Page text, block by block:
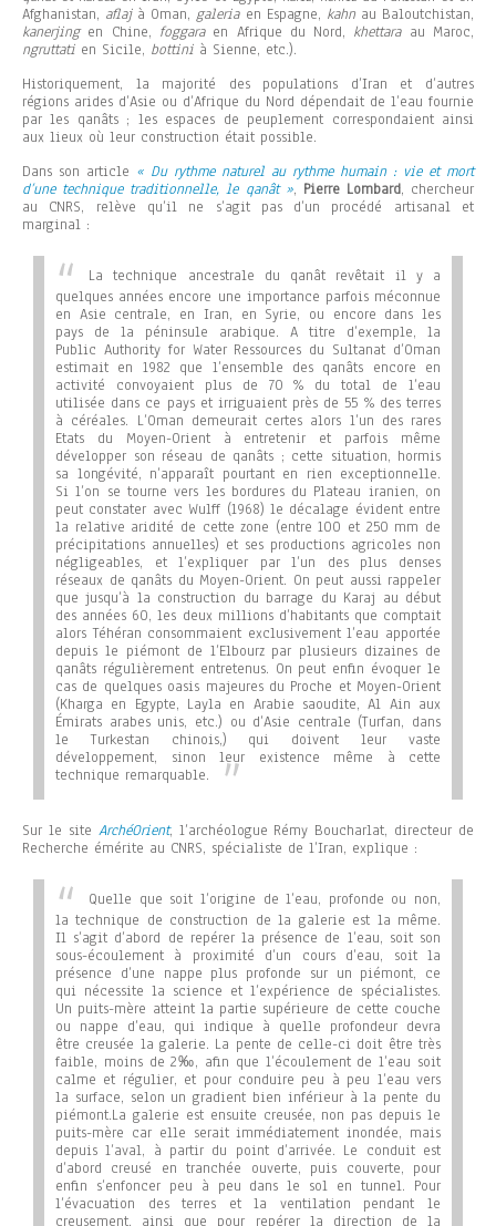
Afghanistan, aflajà Oman,galeriaen Espagne, kahnau Baloutchistan,
kanerjingen Chine, foggaraen Afrique du Nord, khettaraau Maroc,
ngruttati en Sicile, bottini à Sienne, etc.).
Historiquement, la majorité des populations d’Iran et d’autres
régions arides d’Asie ou d’Afrique du Nord dépendait de l’eau fournie
par les qanâts ; les espaces de peuplement correspondaient ainsi
aux lieux où leur construction était possible.
Dans son article « Du rythme naturel au rythme humain : vie et mort
d’une technique traditionnelle, le qanât », Pierre Lombard, chercheur
au CNRS, relève qu’il ne s’agit pas d’un procédé artisanal et
marginal :
La technique ancestrale du qanât revêtait il y a
quelques années encore une importance parfois méconnue
en Asie centrale, en Iran, en Syrie, ou encore dans les
pays de la péninsule arabique. A titre d’exemple, la
Public Authority for Water Ressources du Sultanat d’Oman
estimait en 1982 que l’ensemble des qanâts encore en
activité convoyaient plus de 70 % du total de l’eau
utilisée dans ce pays et irriguaient près de 55 % des terres
à céréales. L’Oman demeurait certes alors l’un des rares
Etats du Moyen-Orient à entretenir et parfois même
développer son réseau de qanâts ; cette situation, hormis
sa longévité, n’apparaît pourtant en rien exceptionnelle.
Si l’on se tourne vers les bordures du Plateau iranien, on
peut constater avec Wulff (1968) le décalage évident entre
la relative aridité de cette zone (entre 100 et 250 mm de
précipitations annuelles) et ses productions agricoles non
négligeables, et l’expliquer par l’un des plus denses
réseaux de qanâts du Moyen-Orient. On peut aussi rappeler
que jusqu’à la construction du barrage du Karaj au début
des années 60, les deux millions d’habitants que comptait
alors Téhéran consommaient exclusivement l’eau apportée
depuis le piémont de l’Elbourz par plusieurs dizaines de
qanâts régulièrement entretenus. On peut enfin évoquer le
cas de quelques oasis majeures du Proche et Moyen-Orient
(Kharga en Egypte, Layla en Arabie saoudite, Al Ain aux
Émirats arabes unis, etc.) ou d’Asie centrale (Turfan, dans
le Turkestan chinois,) qui doivent leur vaste
développement, sinon leur existence même à cette
technique remarquable.
Sur le site ArchéOrient, l’archéologue Rémy Boucharlat, directeur de
Recherche émérite au CNRS, spécialiste de l’Iran, explique :
Quelle que soit l’origine de l’eau, profonde ou non,
la technique de construction de la galerie est la même.
Il s’agit d’abord de repérer la présence de l’eau, soit son
sous-écoulement à proximité d’un cours d’eau, soit la
présence d’une nappe plus profonde sur un piémont, ce
qui nécessite la science et l’expérience de spécialistes.
Un puits-mère atteint la partie supérieure de cette couche
ou nappe d’eau, qui indique à quelle profondeur devra
être creusée la galerie. La pente de celle-ci doit être très
faible, moins de 2‰, afin que l’écoulement de l’eau soit
calme et régulier, et pour conduire peu à peu l’eau vers
la surface, selon un gradient bien inférieur à la pente du
piémont.La galerie est ensuite creusée, non pas depuis le
puits-mère car elle serait immédiatement inondée, mais
depuis l’aval, à partir du point d’arrivée. Le conduit est
d’abord creusé en tranchée ouverte, puis couverte, pour
enfin s’enfoncer peu à peu dans le sol en tunnel. Pour
l’évacuation des terres et la ventilation pendant le
creusement, ainsi que pour repérer la direction de la